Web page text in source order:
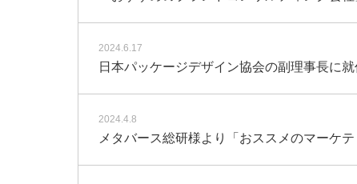
2024.6.17
日本パッケージデザイン協会の副理事長に
2024.4.8
メタバース総研様より「おススメのマーケ